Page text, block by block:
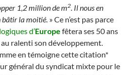
1,2 million de m2. Il nous en
bâtir la moitié. » Ce n’est pas parce
d’Europe fêtera ses 50 ans
ralenti son développement.
en témoigne cette citation*
général du syndicat mixte pour le